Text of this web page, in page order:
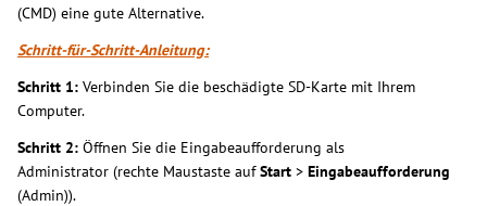
(CMD) eine gute Alternative.
Schritt-für-Schritt-Anleitung:
Schritt 1: Verbinden Sie die beschädigte SD-Karte mit Ihrem
Computer.
Schritt 2: Öffnen Sie die Eingabeaufforderung als
Administrator (rechte Maustaste aufStart > Eingabeaufforderung
(Admin)).